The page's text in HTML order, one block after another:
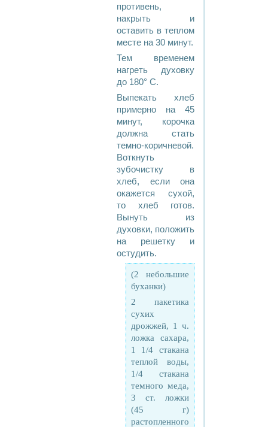
противень,
накрыть и
оставить в теплом
месте на 30 минут.
Тем временем
нагреть духовку
до 180° С.
Выпекать хлеб
примерно на 45
минут, корочка
должна стать
темно-коричневой.
Воткнуть
зубочистку в
хлеб, если она
окажется сухой,
то хлеб готов.
Вынуть из
духовки, положить
на решетку и
остудить.
(2 небольшие
буханки)
2 пакетика
сухих
дрожжей, 1 ч.
ложка сахара,
1 1/4 стакана
теплой воды,
1/4 стакана
темного меда,
3 ст. ложки
(45 г)
растопленного